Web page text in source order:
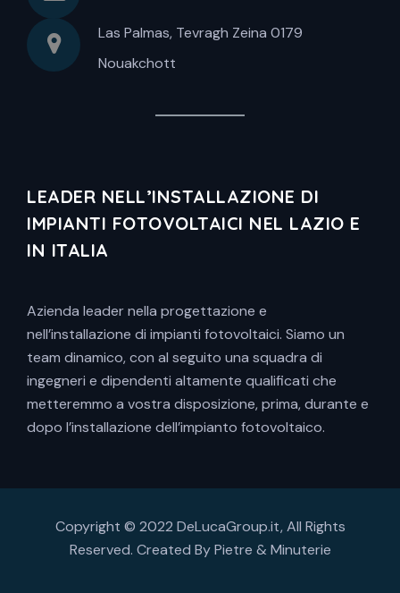
Las Palmas, Tevragh Zeina 0179
Nouakchott
LEADER NELL’INSTALLAZIONE DI
IMPIANTI FOTOVOLTAICI NEL LAZIO E
IN ITALIA
Azienda leader nella progettazione e
nell’installazione di impianti fotovoltaici. Siamo un
team dinamico, con al seguito una squadra di
ingegneri e dipendenti altamente qualificati che
metteremmo a vostra disposizione, prima, durante e
dopo l’installazione dell’impianto fotovoltaico.
Copyright © 2022 DeLucaGroup.it, All Rights
Reserved. Created ByPietre & Minuterie